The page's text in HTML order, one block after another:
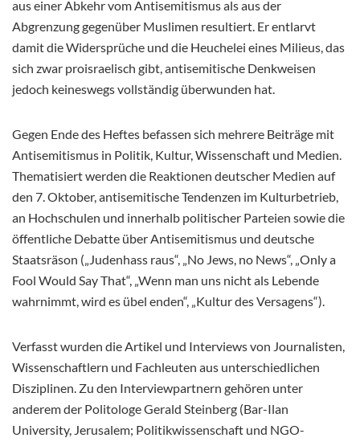
aus einer Abkehr vom Antisemitismus als aus der
Abgrenzung gegenüber Muslimen resultiert. Er entlarvt
damit die Widersprüche und die Heuchelei eines Milieus, das
sich zwar proisraelisch gibt, antisemitische Denkweisen
jedoch keineswegs vollständig überwunden hat.
Gegen Ende des Heftes befassen sich mehrere Beiträge mit
Antisemitismus in Politik, Kultur, Wissenschaft und Medien.
Thematisiert werden die Reaktionen deutscher Medien auf
den 7. Oktober, antisemitische Tendenzen im Kulturbetrieb,
an Hochschulen und innerhalb politischer Parteien sowie die
öffentliche Debatte über Antisemitismus und deutsche
Staatsräson („Judenhass raus“, „No Jews, no News“, „Only a
Fool Would Say That“, „Wenn man uns nicht als Lebende
wahrnimmt, wird es übel enden“, „Kultur des Versagens“).
Verfasst wurden die Artikel und Interviews von Journalisten,
Wissenschaftlern und Fachleuten aus unterschiedlichen
Disziplinen. Zu den Interviewpartnern gehören unter
anderem der Politologe Gerald Steinberg (Bar-Ilan
University, Jerusalem; Politikwissenschaft und NGO-